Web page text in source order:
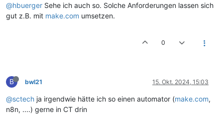
@hbuerger Sehe ich auch so. Solche Anforderungen lassen sich
gut z.B. mit make.com umsetzen.
0
B bwl21 15. Okt. 2024, 15:03
@sctech ja irgendwie hätte ich so einen automator (make.com,
n8n, ....) gerne in CT drin